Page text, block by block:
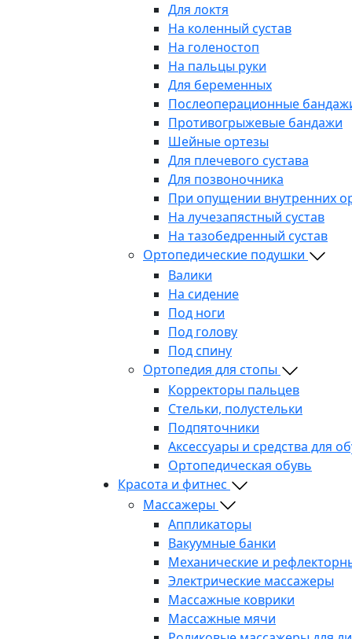
Для локтя
На коленный сустав
На голеностоп
На пальцы руки
Для беременных
Послеоперационные
Противогрыжевые бандажи
Шейные ортезы
Для плечевого сустава
Для позвоночника
При опущении внутренних
На лучезапястный сустав
На тазобедренный сустав
Ортопедические подушки
Валики
На сидение
Под ноги
Под голову
Под спину
Ортопедия для стопы
Корректоры пальцев
Стельки, полустельки
Подпяточники
Аксессуары и средства для
Ортопедическая обувь
Красота и фитнес
Массажеры
Аппликаторы
Вакуумные банки
Механические и
Электрические массажеры
Массажные коврики
Массажные мячи